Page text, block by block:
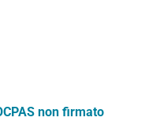
non firmato